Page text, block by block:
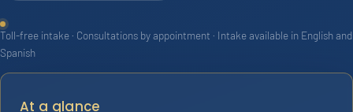
Toll-free intake · Consultations by appointment · Intake available in English and
Spanish
At a glance